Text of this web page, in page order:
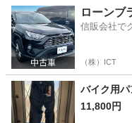
高知 高知市 鹿児駅
ローンブ
信販会社で
（株）ICT
バイク用パ
11,800円